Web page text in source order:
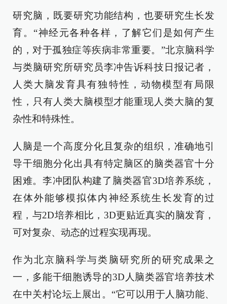
研究脑，既要研究功能结构，也要研究生长发
育。“神经元各种各样，了解它们是如何产生
的，对于孤独症等疾病非常重要。”北京脑科学
与类脑研究所研究员李冲告诉科技日报记者，
人类大脑发育具有独特性，动物模型有局限
性，只有人类大脑模型才能重现人类大脑的复
杂性和特殊性。
人脑是一个高度分化且复杂的组织，准确地引
导干细胞分化出具有特定脑区的脑类器官十分
困难。李冲团队构建了脑类器官3D培养系统，
在体外能够模拟体内神经系统生长发育的过
程，与2D培养相比，3D更贴近真实的脑发育，
可对复杂、动态的过程实现再现。
作为北京脑科学与类脑研究所的研究成果之
一，多能干细胞诱导的3D人脑类器官培养技术
在中关村论坛上展出。“它可以用于人脑功能、